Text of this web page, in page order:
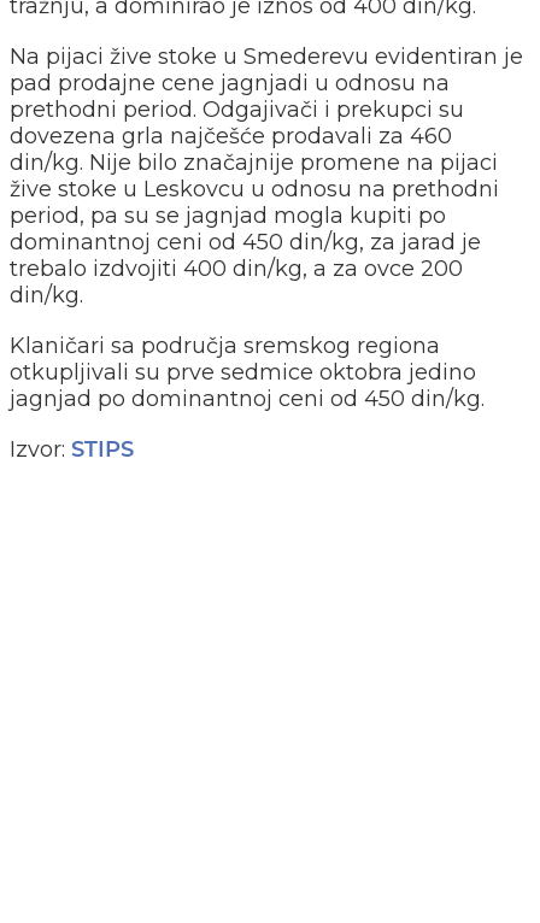
tražnju, a dominirao je iznos od 400 din/kg.
Na pijaci žive stoke u Smederevu evidentiran je
pad prodajne cene jagnjadi u odnosu na
prethodni period. Odgajivači i prekupci su
dovezena grla najčešće prodavali za 460
din/kg. Nije bilo značajnije promene na pijaci
žive stoke u Leskovcu u odnosu na prethodni
period, pa su se jagnjad mogla kupiti po
dominantnoj ceni od 450 din/kg, za jarad je
trebalo izdvojiti 400 din/kg, a za ovce 200
din/kg.
Klaničari sa područja sremskog regiona
otkupljivali su prve sedmice oktobra jedino
jagnjad po dominantnoj ceni od 450 din/kg.
Izvor: STIPS